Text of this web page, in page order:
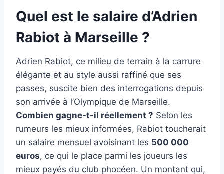
Quel est le salaire d’Adrien
Rabiot à Marseille ?
Adrien Rabiot, ce milieu de terrain à la carrure
élégante et au style aussi raffiné que ses
passes, suscite bien des interrogations depuis
son arrivée à l’Olympique de Marseille.
Combien gagne-t-il réellement ? Selon les
rumeurs les mieux informées, Rabiot toucherait
un salaire mensuel avoisinant les 500 000
euros, ce qui le place parmi les joueurs les
mieux payés du club phocéen. Un montant qui,